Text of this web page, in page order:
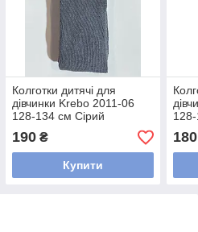
Колготки дитячі для
дівчинки Krebo 2011-06
128-134 см Сірий
190₴
Купити
180